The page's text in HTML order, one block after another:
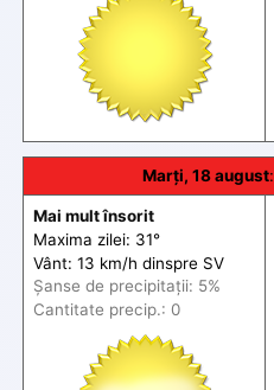
Marți, 18 august:
Mai mult însorit
Maxima zilei: 31°
Vânt: 13 km/h dinspre SV
Șanse de precipitații: 5%
Cantitate precip.: 0